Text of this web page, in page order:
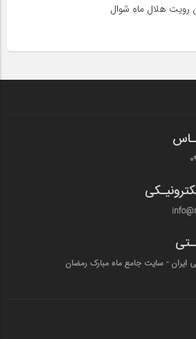
رویت هلال ماه شوال
ایران - سایت جامع ماه مبارک رمضان